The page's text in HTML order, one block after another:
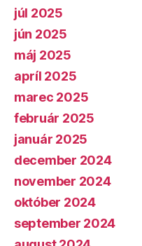
júl 2025
jún 2025
máj 2025
apríl 2025
marec 2025
február 2025
január 2025
december 2024
november 2024
október 2024
september 2024